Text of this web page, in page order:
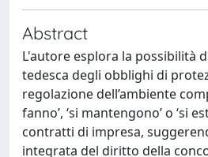
Abstract
L'autore esplora la possibilità
tedesca degli obblighi di
regolazione dell’ambiente
fanno’, ‘si mantengono’ o ‘si
contratti di impresa,
integrata del diritto della